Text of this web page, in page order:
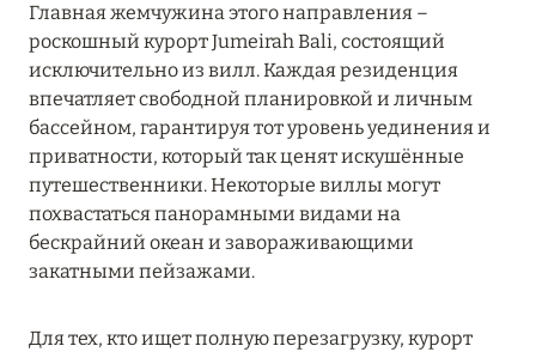
13 мая 2025
ЗАБРОНИРУЙТЕ FOUR SEASONS RESORT
DUBAI AT JUMEIRAH BEACH ПО ЛУЧШИМ
ЦЕНАМ
Подробнее
04 апреля 2025
Главная жемчужина этого направления –
роскошный курорт Jumeirah Bali, состоящий
исключительно из вилл. Каждая резиденция
впечатляет свободной планировкой и личным
бассейном, гарантируя тот уровень уединения и
приватности, который так ценят искушённые
путешественники. Некоторые виллы могут
похвастаться панорамными видами на
бескрайний океан и завораживающими
закатными пейзажами.
Для тех, кто ищет полную перезагрузку, курорт